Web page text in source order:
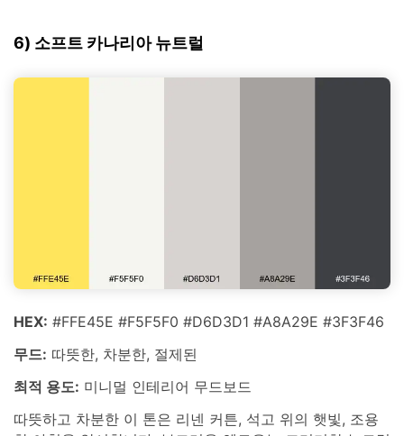
6) 소프트 카나리아 뉴트럴
HEX: #FFE45E #F5F5F0 #D6D3D1 #A8A29E #3F3F46
무드: 따뜻한, 차분한, 절제된
최적 용도: 미니멀 인테리어 무드보드
따뜻하고 차분한 이 톤은 리넨 커튼, 석고 위의 햇빛, 조용